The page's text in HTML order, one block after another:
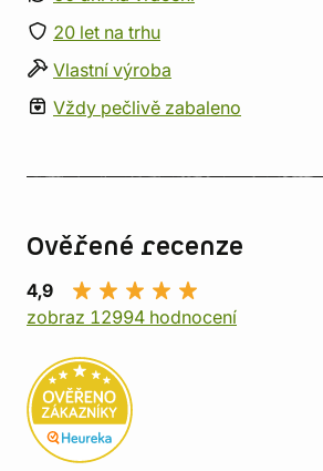
20 let na trhu
Vlastní výroba
Vždy pečlivě zabaleno
Ověřené recenze
4,9
zobraz 12994 hodnocení